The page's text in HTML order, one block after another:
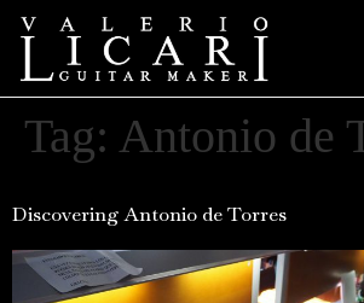
Tag: Antonio de
Discovering Antonio de Torres